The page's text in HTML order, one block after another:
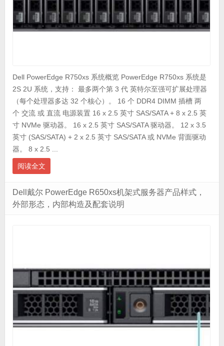
Dell PowerEdge R750xs 系统概览 PowerEdge R750xs 系统是
2S 2U 系统，支持： 最多两个第 3 代 英特尔至强可扩展处理器
（每个处理器多达 32 个核心）。 16 个 DDR4 DIMM 插槽 两
个 交流 或 直流 电源装置 16 x 2.5 英寸 SAS/SATA + 8 x 2.5 英
寸 NVMe 驱动器。 16 x 2.5 英寸 SAS/SATA 驱动器。 12 x 3.5
英寸 (SAS/SATA) + 2 x 2.5 英寸 SAS/SATA 或 NVMe 背面驱动
器。 8 x 2.5 ...
阅读全文
Dell戴尔 PowerEdge R650xs机架式服务器产品样式，
外部形态，内部构造及配套说明